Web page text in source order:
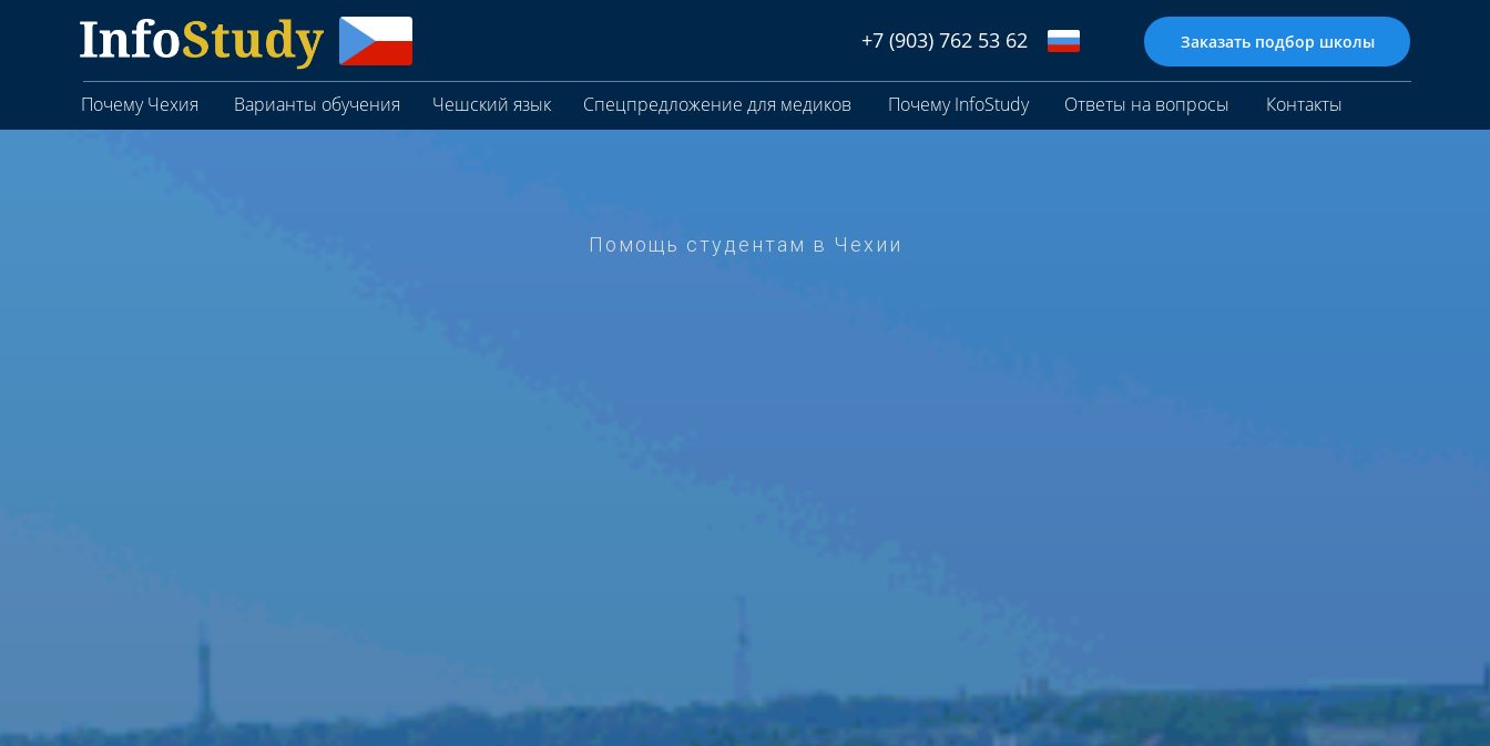
Заказать подбор школы
+7 (903) 762 53 62
Варианты обучения
Почему Чехия Чешский язык Почему InfoStudy Ответы на вопросы Контакты
Спецпредложение для медиков
Помощь студентам в Чехии